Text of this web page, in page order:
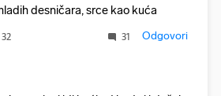
desničara, srce kao kuća
32 31 Odgovori